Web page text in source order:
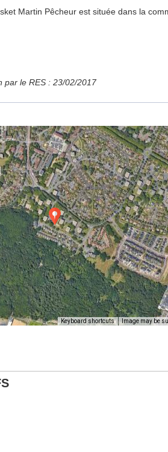
Martin Pêcheur est située dans la
par le RES : 23/02/2017
Keyboard shortcuts Image may be